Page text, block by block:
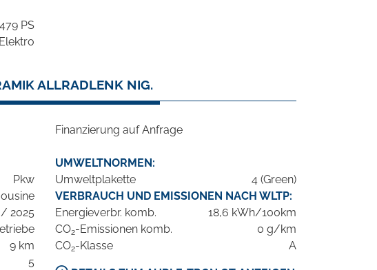
PS
Elektro
ALLRADLENK NIG.
Finanzierung auf Anfrage
Pkw
2025
9 km
5
UMWELTNORMEN:
Umweltplakette
4 (Green)
VERBRAUCH UND EMISSIONEN NACH WLTP:
Energieverbr. komb.
18,6 kWh/100km
CO2-Emissionen komb.
0 g/km
CO2-Klasse A